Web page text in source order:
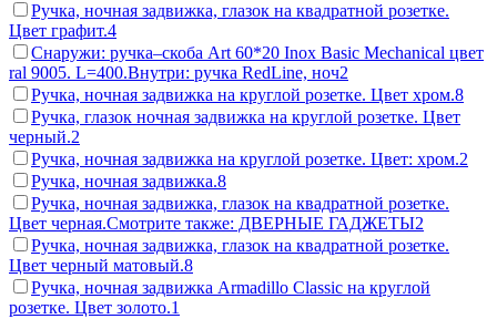
Ручка, ночная задвижка, глазок на квадратной розетке.
Цвет графит.4
Снаружи: ручка–скоба Art 60*20 Inox Basic Mechanical цвет
ral 9005. L=400.Внутри: ручка RedLine, ноч2
Ручка, ночная задвижка на круглой розетке. Цвет хром.8
Ручка, глазок ночная задвижка на круглой розетке. Цвет
черный.2
Ручка, ночная задвижка на круглой розетке. Цвет: хром.2
Ручка, ночная задвижка.8
Ручка, ночная задвижка, глазок на квадратной розетке.
Цвет черная.Смотрите также: ДВЕРНЫЕ ГАДЖЕТЫ2
Ручка, ночная задвижка, глазок на квадратной розетке.
Цвет черный матовый.8
Ручка, ночная задвижка Armadillo Classic на круглой
розетке. Цвет золото.1